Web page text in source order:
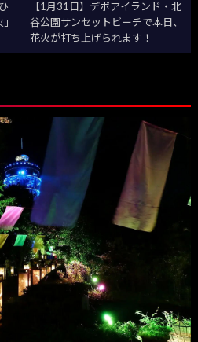
【1月31日】デポアイランド・北
谷公園サンセットビーチで本日、
花火が打ち上げられます！